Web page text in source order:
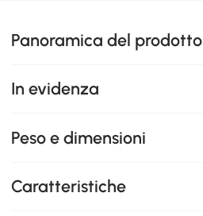
Panoramica del prodotto
In evidenza
Peso e dimensioni
Caratteristiche